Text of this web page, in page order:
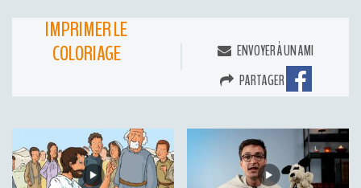
IMPRIMER LE
COLORIAGE
ENVOYER À UN AMI
PARTAGER